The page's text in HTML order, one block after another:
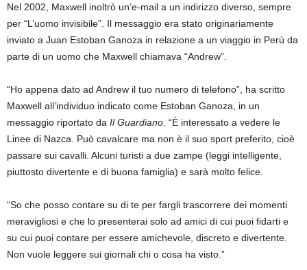
Nel 2002, Maxwell inoltrò un’e-mail a un indirizzo diverso, sempre
per “L’uomo invisibile”. Il messaggio era stato originariamente
inviato a Juan Estoban Ganoza in relazione a un viaggio in Perù da
parte di un uomo che Maxwell chiamava “Andrew”.
“Ho appena dato ad Andrew il tuo numero di telefono”, ha scritto
Maxwell all’individuo indicato come Estoban Ganoza, in un
messaggio riportato da Il Guardiano . “È interessato a vedere le
Linee di Nazca. Può cavalcare ma non è il suo sport preferito, cioè
passare sui cavalli. Alcuni turisti a due zampe (leggi intelligente,
piuttosto divertente e di buona famiglia) e sarà molto felice.
“So che posso contare su di te per fargli trascorrere dei momenti
meravigliosi e che lo presenterai solo ad amici di cui puoi fidarti e
su cui puoi contare per essere amichevole, discreto e divertente.
Non vuole leggere sui giornali chi o cosa ha visto.”